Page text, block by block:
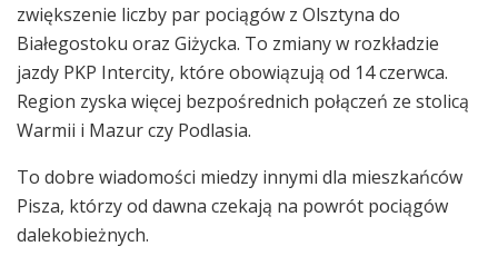
zwiększenie liczby par pociągów z Olsztyna do
Białegostoku oraz Giżycka. To zmiany w rozkładzie
jazdy PKP Intercity, które obowiązują od 14 czerwca.
Region zyska więcej bezpośrednich połączeń ze stolicą
Warmii i Mazur czy Podlasia.
To dobre wiadomości miedzy innymi dla mieszkańców
Pisza, którzy od dawna czekają na powrót pociągów
dalekobieżnych.